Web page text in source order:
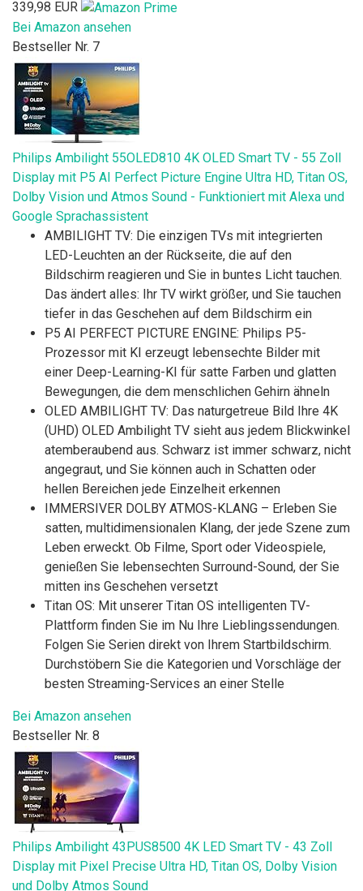
339,98 EUR
Bei Amazon ansehen
Bestseller Nr. 7
Philips Ambilight 55OLED810 4K OLED Smart TV - 55 Zoll
Display mit P5 AI Perfect Picture Engine Ultra HD, Titan OS,
Dolby Vision und Atmos Sound - Funktioniert mit Alexa und
Google Sprachassistent
AMBILIGHT TV: Die einzigen TVs mit integrierten
LED-Leuchten an der Rückseite, die auf den
Bildschirm reagieren und Sie in buntes Licht tauchen.
Das ändert alles: Ihr TV wirkt größer, und Sie tauchen
tiefer in das Geschehen auf dem Bildschirm ein
P5 AI PERFECT PICTURE ENGINE: Philips P5-
Prozessor mit KI erzeugt lebensechte Bilder mit
einer Deep-Learning-KI für satte Farben und glatten
Bewegungen, die dem menschlichen Gehirn ähneln
OLED AMBILIGHT TV: Das naturgetreue Bild Ihre 4K
(UHD) OLED Ambilight TV sieht aus jedem Blickwinkel
atemberaubend aus. Schwarz ist immer schwarz, nicht
angegraut, und Sie können auch in Schatten oder
hellen Bereichen jede Einzelheit erkennen
IMMERSIVER DOLBY ATMOS-KLANG – Erleben Sie
satten, multidimensionalen Klang, der jede Szene zum
Leben erweckt. Ob Filme, Sport oder Videospiele,
genießen Sie lebensechten Surround-Sound, der Sie
mitten ins Geschehen versetzt
Titan OS: Mit unserer Titan OS intelligenten TV-
Plattform finden Sie im Nu Ihre Lieblingssendungen.
Folgen Sie Serien direkt von Ihrem Startbildschirm.
Durchstöbern Sie die Kategorien und Vorschläge der
besten Streaming-Services an einer Stelle
Bei Amazon ansehen
Bestseller Nr. 8
Philips Ambilight 43PUS8500 4K LED Smart TV - 43 Zoll
Display mit Pixel Precise Ultra HD, Titan OS, Dolby Vision
und Dolby Atmos Sound